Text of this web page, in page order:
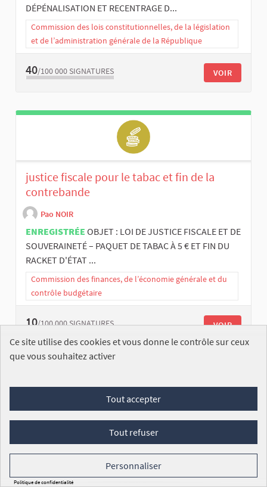
DÉPÉNALISATION ET RECENTRAGE D...
Commission des lois constitutionnelles, de la législation
et de l’administration générale de la République
40/100 000 SIGNATURES VOIR
justice fiscale pour le tabac et fin de la
contrebande
Pao NOIR
ENREGISTRÉE OBJET : LOI DE JUSTICE FISCALE ET DE
SOUVERAINETÉ – PAQUET DE TABAC À 5 € ET FIN DU
RACKET D'ÉTAT ...
Commission des finances, de l’économie générale et du
contrôle budgétaire
10/100 000SIGNATURES VOIR
Souveraineté énergétique
Pao NOIR
LOI DE SOUVERAINETÉ ÉNERGÉTIQUE –
PRIX STABILISÉ, NATIONALISATION ET ACCÉLÉRATION
Ce site utilise des cookies et vous donne le contrôle sur ceux
que vous souhaitez activer
Tout accepter
Tout refuser
Personnaliser
Politique de confidentialité